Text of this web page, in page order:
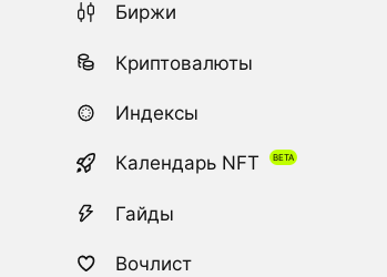
Биржи
Криптовалюты
Индексы
Календарь NFT
Гайды
Вочлист